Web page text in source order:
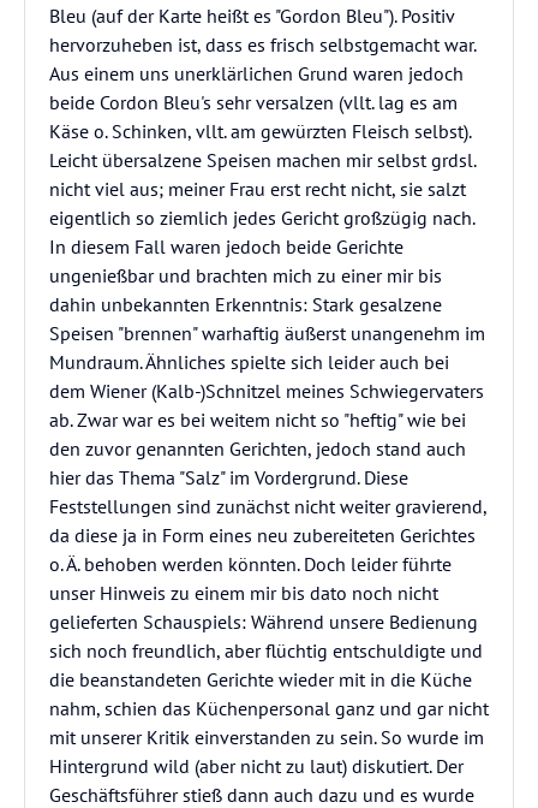
Bleu (auf der Karte heißt es "Gordon Bleu"). Positiv
hervorzuheben ist, dass es frisch selbstgemacht war.
Aus einem uns unerklärlichen Grund waren jedoch
beide Cordon Bleu's sehr versalzen (vllt. lag es am
Käse o. Schinken, vllt. am gewürzten Fleisch selbst).
Leicht übersalzene Speisen machen mir selbst grdsl.
nicht viel aus; meiner Frau erst recht nicht, sie salzt
eigentlich so ziemlich jedes Gericht großzügig nach.
In diesem Fall waren jedoch beide Gerichte
ungenießbar und brachten mich zu einer mir bis
dahin unbekannten Erkenntnis: Stark gesalzene
Speisen "brennen" warhaftig äußerst unangenehm im
Mundraum. Ähnliches spielte sich leider auch bei
dem Wiener (Kalb-)Schnitzel meines Schwiegervaters
ab. Zwar war es bei weitem nicht so "heftig" wie bei
den zuvor genannten Gerichten, jedoch stand auch
hier das Thema "Salz" im Vordergrund. Diese
Feststellungen sind zunächst nicht weiter gravierend,
da diese ja in Form eines neu zubereiteten Gerichtes
o. Ä. behoben werden könnten. Doch leider führte
unser Hinweis zu einem mir bis dato noch nicht
gelieferten Schauspiels: Während unsere Bedienung
sich noch freundlich, aber flüchtig entschuldigte und
die beanstandeten Gerichte wieder mit in die Küche
nahm, schien das Küchenpersonal ganz und gar nicht
mit unserer Kritik einverstanden zu sein. So wurde im
Hintergrund wild (aber nicht zu laut) diskutiert. Der
Geschäftsführer stieß dann auch dazu und es wurde